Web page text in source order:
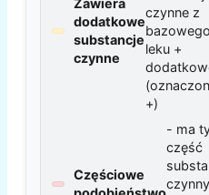
Zawiera
dodatkowe
substancje
czynne
czynne z
bazowego
leku +
+)
Częściowe
- ma
część